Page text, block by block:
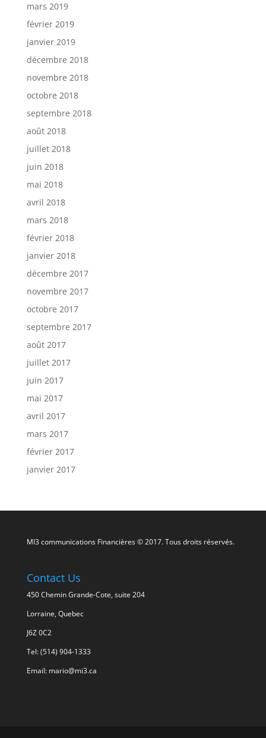
mars 2019
février 2019
janvier 2019
décembre 2018
novembre 2018
octobre 2018
septembre 2018
août 2018
juillet 2018
juin 2018
mai 2018
avril 2018
mars 2018
février 2018
janvier 2018
décembre 2017
novembre 2017
octobre 2017
septembre 2017
août 2017
juillet 2017
juin 2017
mai 2017
avril 2017
mars 2017
février 2017
janvier 2017
MI3 communications Financières © 2017. Tous droits réservés.
Contact Us
450 Chemin Grande-Cote, suite 204
Lorraine, Quebec
J6Z 0C2
Tel: (514) 904-1333
Email: mario@mi3.ca